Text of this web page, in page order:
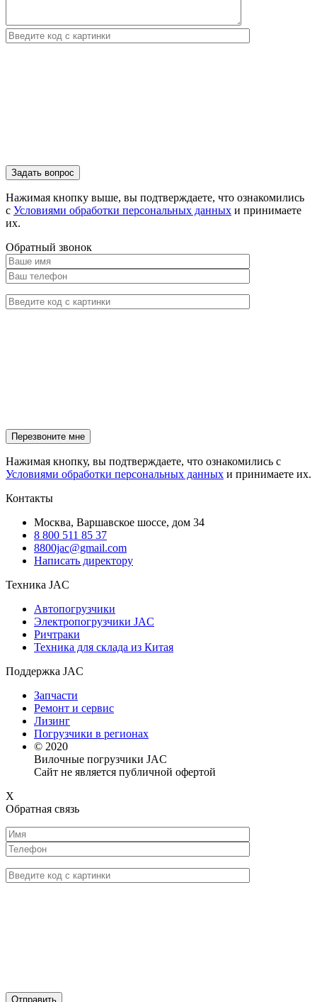
Нажимая кнопку выше, вы подтверждаете, что ознакомились
с Условиями обработки персональных данных и принимаете
их.
Обратный звонок
Нажимая кнопку, вы подтверждаете, что ознакомились с
Условиями обработки персональных данных и принимаете их.
Контакты
Москва, Варшавское шоссе, дом 34
8 800 511 85 37
8800jac@gmail.com
Написать директору
Техника JAC
Автопогрузчики
Электропогрузчики JAC
Ричтраки
Техника для склада из Китая
Поддержка JAC
Запчасти
Ремонт и сервис
Лизинг
Погрузчики в регионах
© 2020
Вилочные погрузчики JAC
Сайт не является публичной офертой
X
Обратная связь